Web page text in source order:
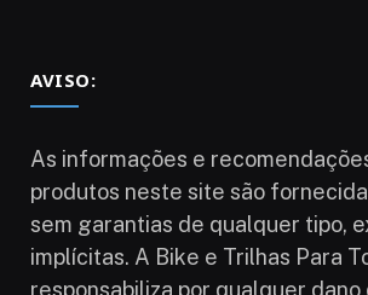
AVISO:
As informações e
produtos neste site são
sem garantias de qualquer tipo,
implícitas. A Bike e Trilhas Para
responsabiliza por qualquer dano